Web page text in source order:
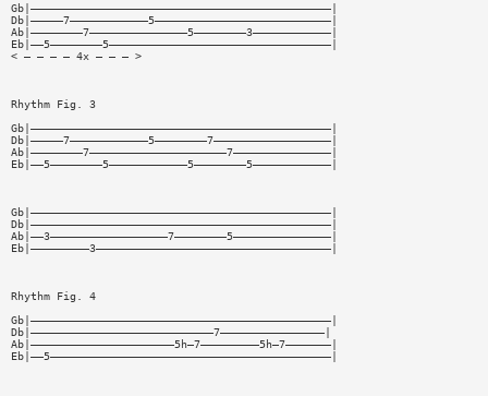
Gb|——————————————————————————————————————————————|
Db|—————7————————————5———————————————————————————|
Ab|————————7———————————————5————————3————————————|
Eb|——5————————5——————————————————————————————————|
< — — — — 4x — — — >
Rhythm Fig. 3
Gb|——————————————————————————————————————————————|
Db|—————7————————————5————————7——————————————————|
Ab|————————7—————————————————————7———————————————|
Eb|——5————————5————————————5————————5————————————|
Gb|——————————————————————————————————————————————|
Db|——————————————————————————————————————————————|
Ab|——3——————————————————7————————5———————————————|
Eb|—————————3————————————————————————————————————|
Rhythm Fig. 4
Gb|——————————————————————————————————————————————|
Db|————————————————————————————7————————————————|
Ab|——————————————————————5h—7—————————5h—7———————|
Eb|——5———————————————————————————————————————————|